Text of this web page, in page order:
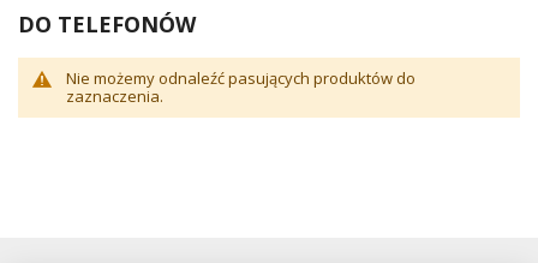
DO TELEFONÓW
Nie możemy odnaleźć pasujących produktów do
zaznaczenia.